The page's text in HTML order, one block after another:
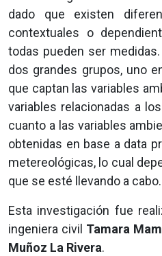
dado que existen
contextuales o
todas pueden ser
dos grandes grupos, uno
que captan las variables
variables relacionadas a
cuanto a las variables
obtenidas en base a data
metereológicas, lo cual
que se esté llevando a cabo.
Esta investigación fue
ingeniera civil Tamara
Muñoz La Rivera.